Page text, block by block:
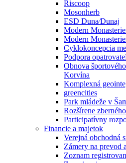
Riscoop
Mosonherb
ESD Duna⁄Dunaj
Modern
Modern
Cyklokoncepcia
Podpora
Obnova
Korvína
Komplexná
greencities
Park mládeže v
Rozšírene
Participatívny
Financie a majetok
Verejná obchodná
Zámery na prevod
Zoznam